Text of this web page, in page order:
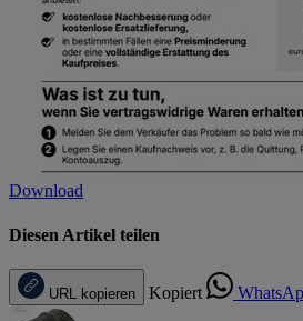
Download
Diesen Artikel teilen
URL kopieren Kopiert